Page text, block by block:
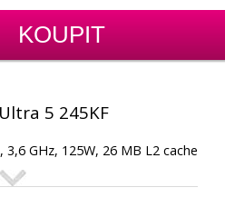
KOUPIT
5 245KF
3,6 GHz, 125W, 26 MB L2 cache